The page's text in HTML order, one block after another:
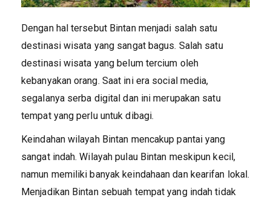
Dengan hal tersebut Bintan menjadi salah satu
destinasi wisata yang sangat bagus. Salah satu
destinasi wisata yang belum tercium oleh
kebanyakan orang. Saat ini era social media,
segalanya serba digital dan ini merupakan satu
tempat yang perlu untuk dibagi.
Keindahan wilayah Bintan mencakup pantai yang
sangat indah. Wilayah pulau Bintan meskipun kecil,
namun memiliki banyak keindahaan dan kearifan lokal.
Menjadikan Bintan sebuah tempat yang indah tidak